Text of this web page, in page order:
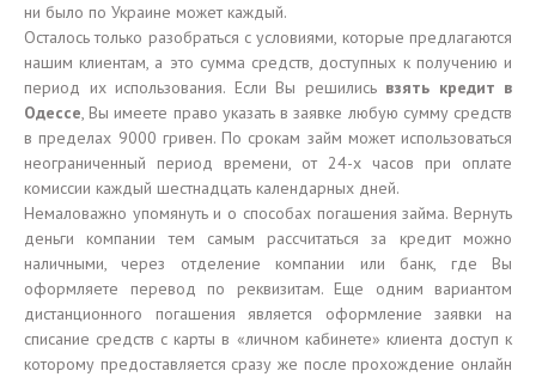
ни было по Украине может каждый.
Осталось только разобраться с условиями, которые предлагаются
нашим клиентам, а это сумма средств, доступных к получению и
период их использования. Если Вы решилисьвзять кредит в
Одессе, Вы имеете право указать в заявке любую сумму средств
в пределах 9000 гривен. По срокам займ может использоваться
неограниченный период времени, от 24-х часов при оплате
комиссии каждый шестнадцать календарных дней.
Немаловажно упомянуть и о способах погашения займа. Вернуть
деньги компании тем самым рассчитаться за кредит можно
наличными, через отделение компании или банк, где Вы
оформляете перевод по реквизитам. Еще одним вариантом
дистанционного погашения является оформление заявки на
списание средств с карты в «личном кабинете» клиента доступ к
которому предоставляется сразу же после прохождение онлайн